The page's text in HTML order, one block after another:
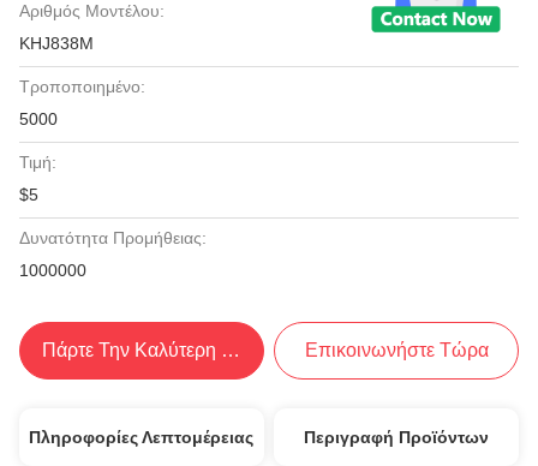
Αριθμός Μοντέλου:
KHJ838M
Τροποποιημένο:
5000
Τιμή:
$5
Δυνατότητα Προμήθειας:
1000000
Πάρτε Την Καλύτερη Τιμή Επικοινωνήστε Τώρα
Πληροφορίες Λεπτομέρειας Περιγραφή Προϊόντων